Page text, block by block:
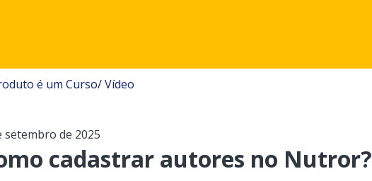
é um Curso/ Vídeo
setembro de 2025
cadastrar autores no Nutror?